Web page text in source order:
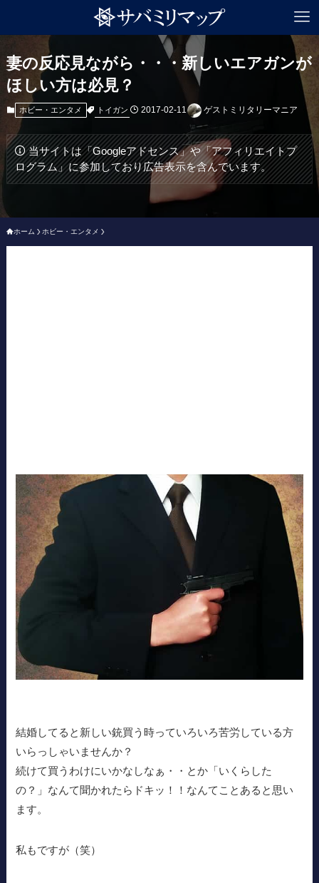
妻の反応見ながら・・・新しいエアガンが
ほしい方は必見？
ホビー・エンタメ トイガン 2017-02-11 ゲストミリタリーマニア
当サイトは「Googleアドセンス」や「アフィリエイトプ
ログラム」に参加しており広告表示を含んでいます。
ホーム ホビー・エンタメ
結婚してると新しい銃買う時っていろいろ苦労している方
いらっしゃいませんか？
続けて買うわけにいかなしなぁ・・とか「いくらした
の？」なんて聞かれたらドキッ！！なんてことあると思い
ます。
私もですが（笑）